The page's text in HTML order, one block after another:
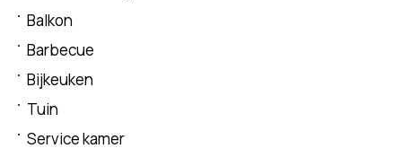
Balkon
Barbecue
Bijkeuken
Tuin
Service kamer